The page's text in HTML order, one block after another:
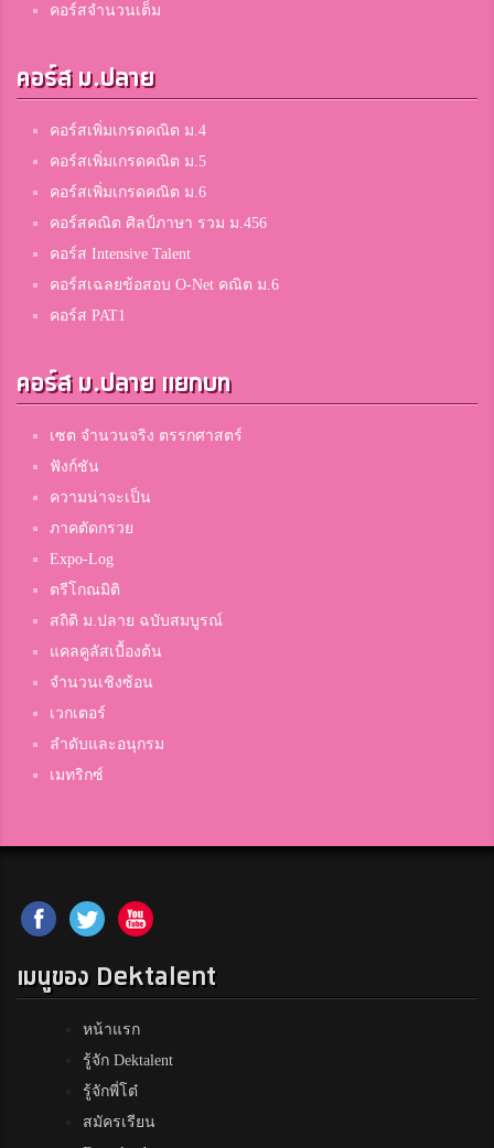
คอร์สจำนวนเต็ม
คอร์ส ม.ปลาย
คอร์สเพิ่มเกรดคณิต ม.4
คอร์สเพิ่มเกรดคณิต ม.5
คอร์สเพิ่มเกรดคณิต ม.6
คอร์สคณิต ศิลป์ภาษา รวม ม.456
คอร์ส Intensive Talent
คอร์สเฉลยข้อสอบ O-Net คณิต ม.6
คอร์ส PAT1
คอร์ส ม.ปลาย แยกบท
เซต จำนวนจริง ตรรกศาสตร์
ฟังก์ชัน
ความน่าจะเป็น
ภาคตัดกรวย
Expo-Log
ตรีโกณมิติ
สถิติ ม.ปลาย ฉบับสมบูรณ์
แคลคูลัสเบื้องต้น
จำนวนเชิงซ้อน
เวกเตอร์
ลำดับและอนุกรม
เมทริกซ์
เมนูของ Dektalent
หน้าแรก
รู้จัก Dektalent
รู้จักพี่โต๋
สมัครเรียน